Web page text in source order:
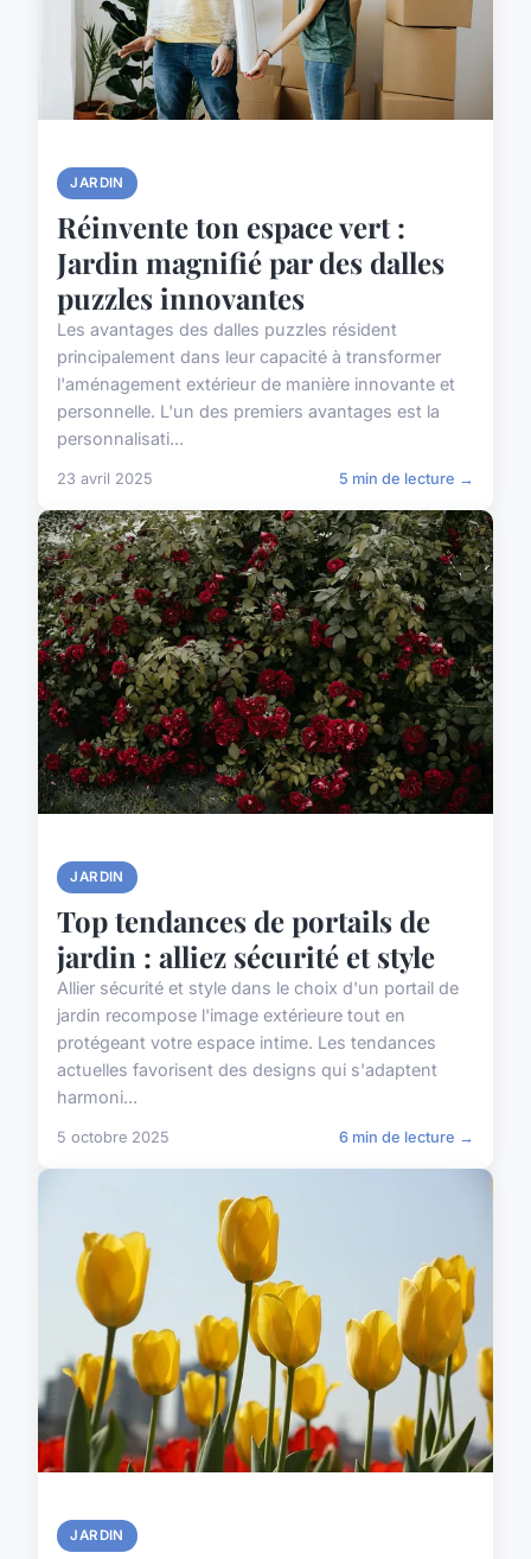
JARDIN
Réinvente ton espace vert :
Jardin magnifié par des dalles
puzzles innovantes
Les avantages des dalles puzzles résident
principalement dans leur capacité à transformer
l'aménagement extérieur de manière innovante et
personnelle. L'un des premiers avantages est la
personnalisati...
23 avril 2025 5 min de lecture →
JARDIN
Top tendances de portails de
jardin : alliez sécurité et style
Allier sécurité et style dans le choix d'un portail de
jardin recompose l'image extérieure tout en
protégeant votre espace intime. Les tendances
actuelles favorisent des designs qui s'adaptent
harmoni...
5 octobre 2025 6 min de lecture →
JARDIN